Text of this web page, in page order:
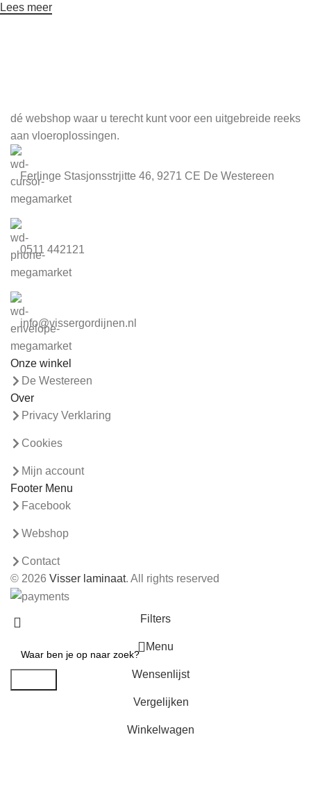
Lees meer
dé webshop waar u terecht kunt voor een uitgebreide reeks
aan vloeroplossingen.
Ferlinge Stasjonsstrjitte 46, 9271 CE De Westereen
0511 442121
info@vissergordijnen.nl
Onze winkel
De Westereen
Over
Privacy Verklaring
Cookies
Mijn account
Footer Menu
Facebook
Webshop
Contact
© 2026 Visser laminaat. All rights reserved
Filters
Menu
Wensenlijst
Vergelijken
Winkelwagen